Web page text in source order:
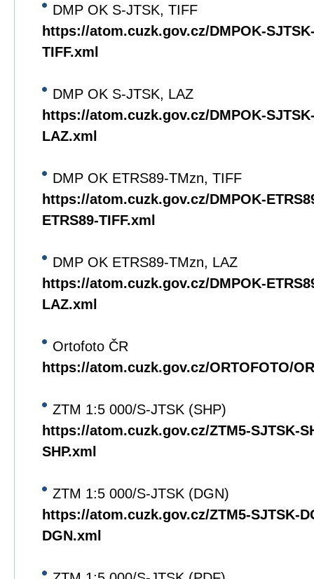
DMP OK S-JTSK, TIFF
https://atom.cuzk.gov.cz/DMPOK-
TIFF.xml
DMP OK S-JTSK, LAZ
https://atom.cuzk.gov.cz/DMPOK-
LAZ.xml
DMP OK ETRS89-TMzn, TIFF
https://atom.cuzk.gov.cz/DMPOK-
ETRS89-TIFF.xml
DMP OK ETRS89-TMzn, LAZ
https://atom.cuzk.gov.cz/DMPOK-
LAZ.xml
Ortofoto ČR
https://atom.cuzk.gov.cz/ORTOFOTO/
ZTM 1:5 000/S-JTSK (SHP)
https://atom.cuzk.gov.cz/ZTM5-SJTSK-
SHP.xml
ZTM 1:5 000/S-JTSK (DGN)
https://atom.cuzk.gov.cz/ZTM5-SJTSK-
DGN.xml